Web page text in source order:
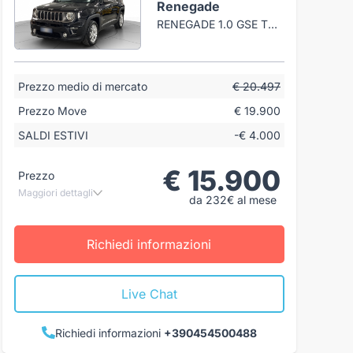
Renegade
RENEGADE 1.0 GSE T3 120CV LIMITED
Prezzo medio di mercato
€ 20.497
Prezzo Move
€ 19.900
SALDI ESTIVI
-€ 4.000
Prezzo
Maggiori dettagli € 15.900
da 232€ al mese
Richiedi informazioni
Live Chat
Richiedi informazioni +390454500488